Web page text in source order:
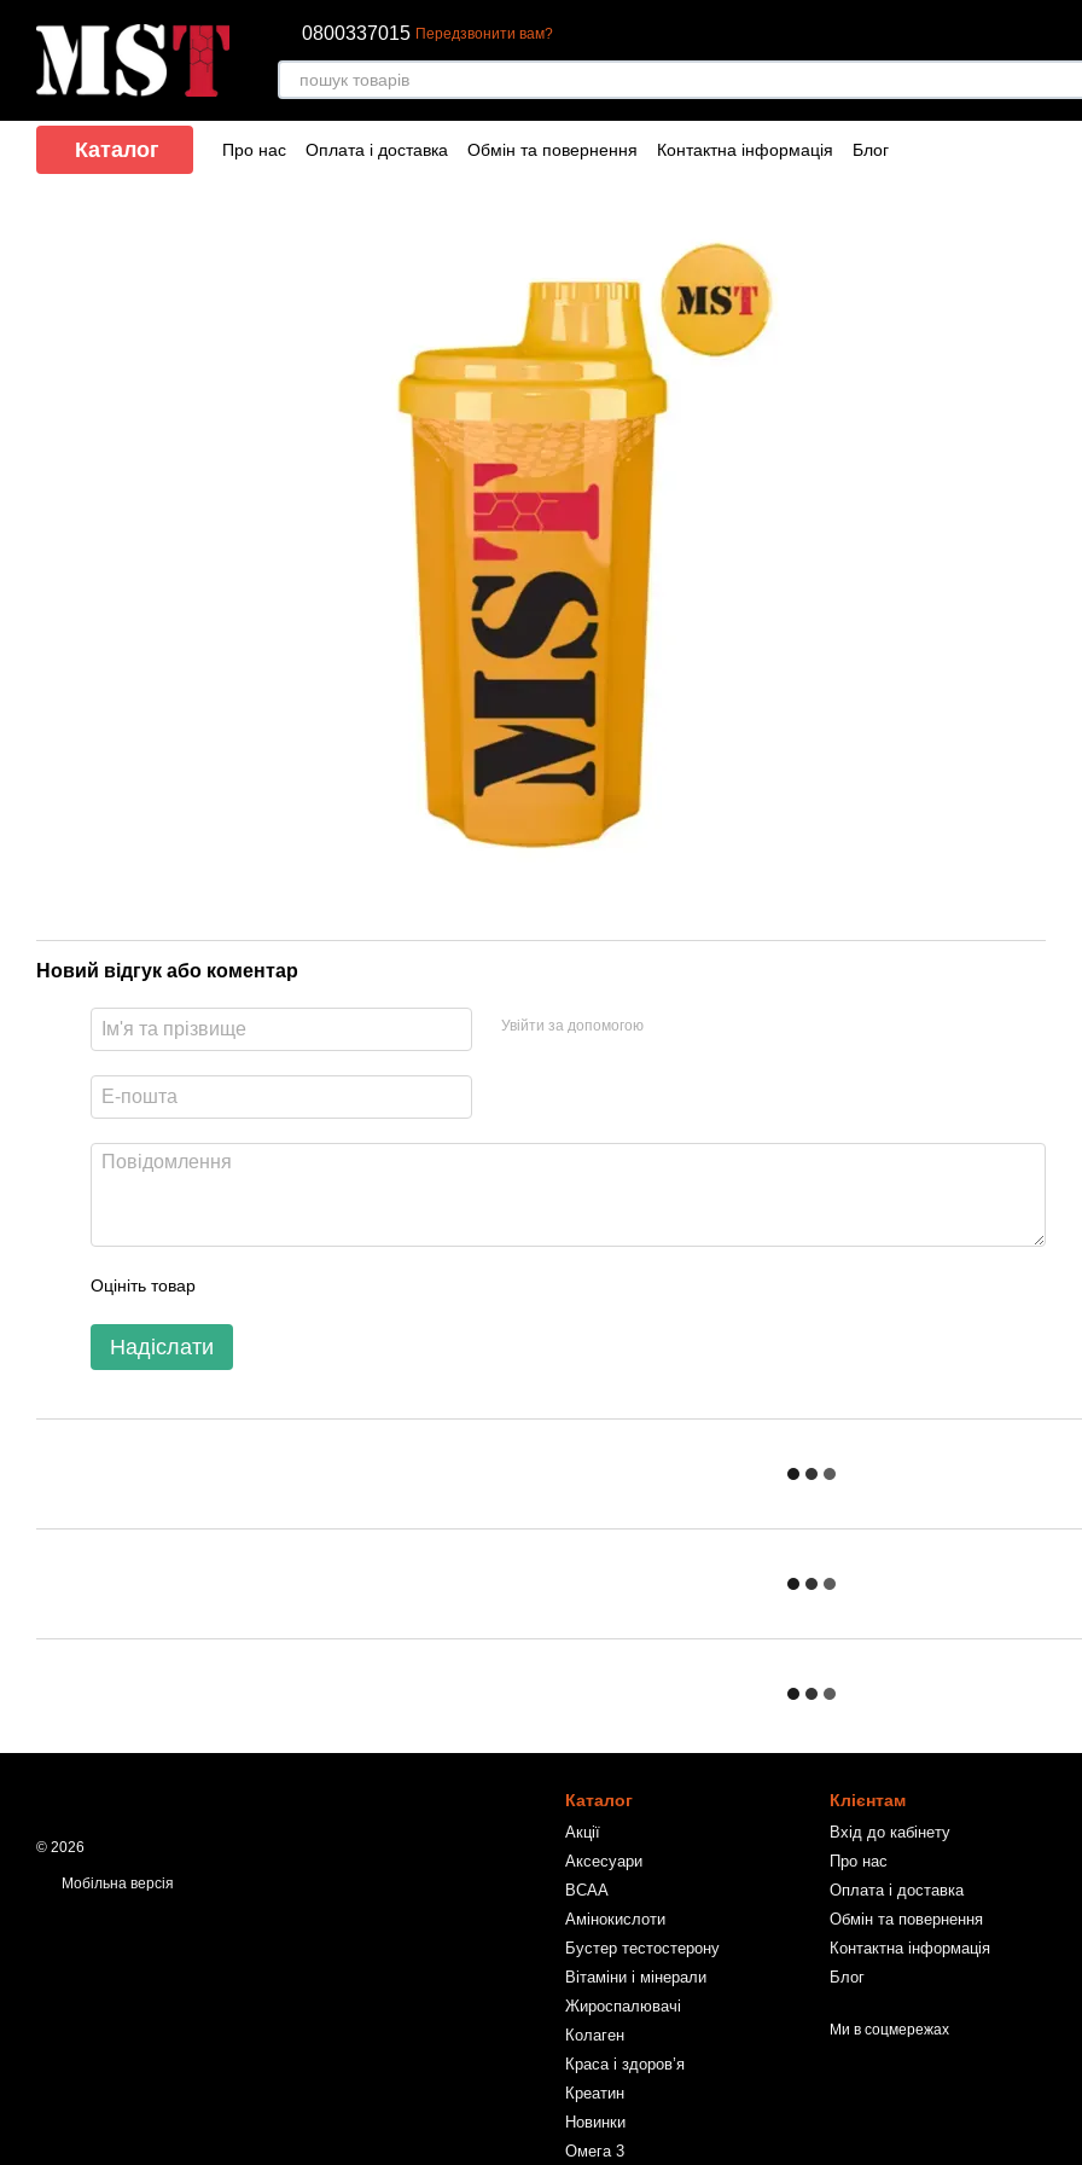
0800337015 Передзвонити вам?
Каталог Про нас Оплата і доставка Обмін та повернення Контактна інформація Блог
Новий відгук або коментар
Увійти за допомогою
Оцініть товар
Надіслати
© 2026
Мобільна версія
Каталог
Акції
Аксесуари
BCAA
Амінокислоти
Бустер тестостерону
Вітаміни і мінерали
Жироспалювачі
Колаген
Краса і здоров’я
Креатин
Новинки
Омега 3
Клієнтам
Вхід до кабінету
Про нас
Оплата і доставка
Обмін та повернення
Контактна інформація
Блог
Ми в соцмережах